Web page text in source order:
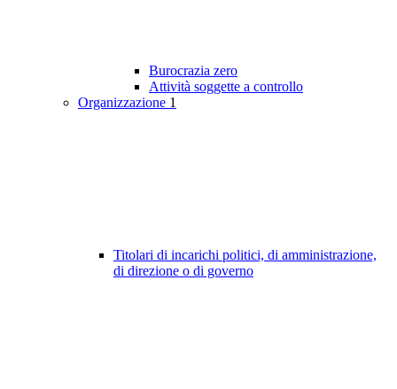
Burocrazia zero
Attività soggette a controllo
Organizzazione 1
Titolari di incarichi politici, di amministrazione,
di direzione o di governo